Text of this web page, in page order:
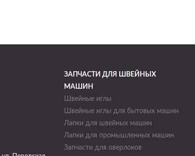
ЗАПЧАСТИ ДЛЯ ШВЕЙНЫХ
МАШИН
Швейные иглы
Швейные иглы для бытовых машин
Лапки для швейных машин
Лапки для промышленных машин
Запчасти для оверлоков